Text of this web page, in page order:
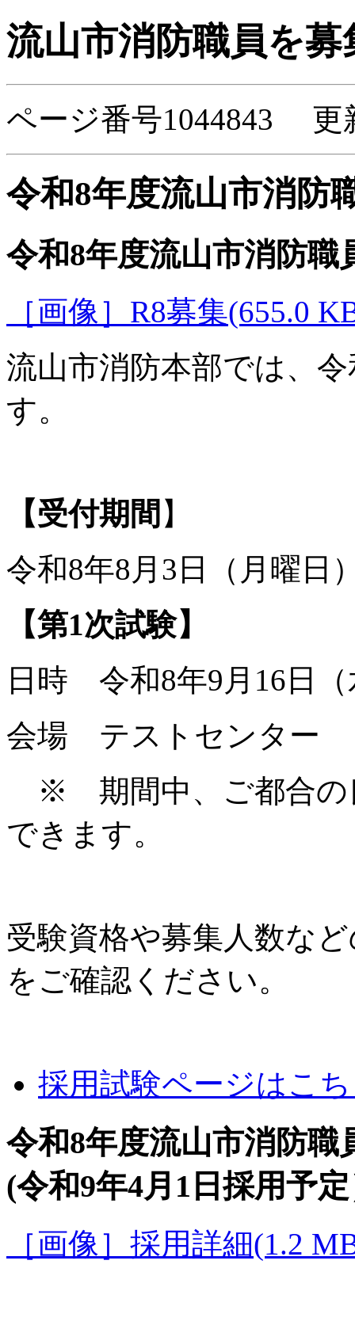
流山市消防職員を募
ページ番号1044843 更
令和8年度流山市消防
令和8年度流山市消防
［画像］R8募集(655.0
流山市消防本部では、
す。
【受付期間 】
令和8年8月3日（月曜日
【第1次試験】
日時 令和8年9月16日（
会場 テストセンター
※ 期間中、ご都合の
できます。
受験資格や募集人数な
をご確認ください。
採用試験ページはこ
令和8年度流山市消防
(令和9年4月1日採用予
［画像］採用詳細(1.2